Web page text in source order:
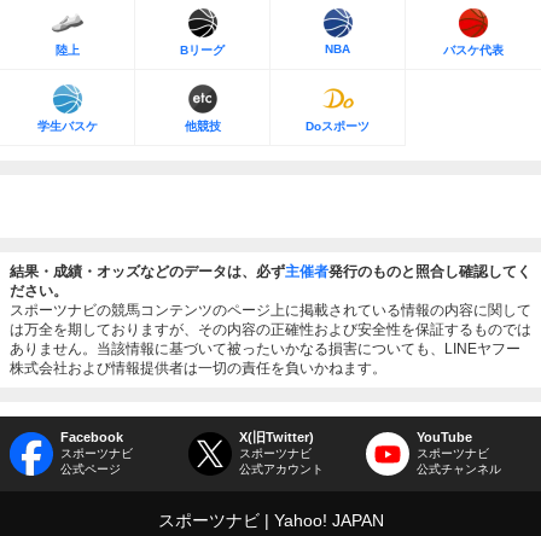
陸上 Bリーグ NBA バスケ代表
学生バスケ 他競技 Doスポーツ
結果・成績・オッズなどのデータは、必ず主催者発行のものと照合し確認してく
ださい。
スポーツナビの競馬コンテンツのページ上に掲載されている情報の内容に関して
は万全を期しておりますが、その内容の正確性および安全性を保証するものでは
ありません。当該情報に基づいて被ったいかなる損害についても、LINEヤフー
株式会社および情報提供者は一切の責任を負いかねます。
Facebook
スポーツナビ
公式ページ
X(旧Twitter)
スポーツナビ
公式アカウント
YouTube
スポーツナビ
公式チャンネル
スポーツナビ Yahoo! JAPAN